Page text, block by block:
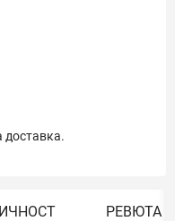
доставка.
РЕВЮТА